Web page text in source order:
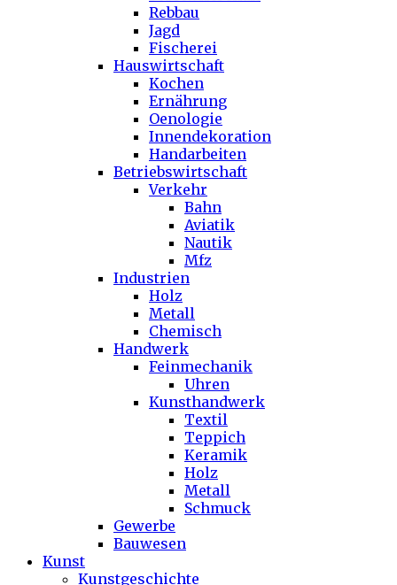
Rebbau
Jagd
Fischerei
Hauswirtschaft
Kochen
Ernährung
Oenologie
Innendekoration
Handarbeiten
Betriebswirtschaft
Verkehr
Bahn
Aviatik
Nautik
Mfz
Industrien
Holz
Metall
Chemisch
Handwerk
Feinmechanik
Uhren
Kunsthandwerk
Textil
Teppich
Keramik
Holz
Metall
Schmuck
Gewerbe
Bauwesen
Kunst
Kunstgeschichte